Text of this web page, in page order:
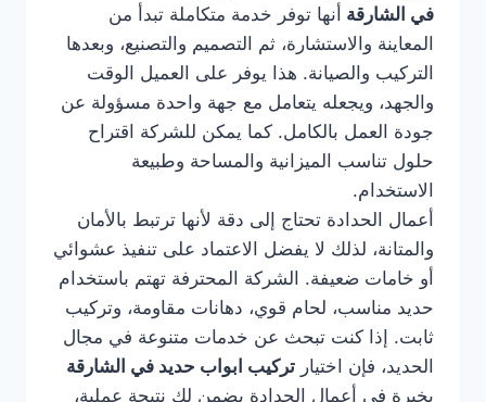
في الشارقة أنها توفر خدمة متكاملة تبدأ من
المعاينة والاستشارة، ثم التصميم والتصنيع، وبعدها
التركيب والصيانة. هذا يوفر على العميل الوقت
والجهد، ويجعله يتعامل مع جهة واحدة مسؤولة عن
جودة العمل بالكامل. كما يمكن للشركة اقتراح
حلول تناسب الميزانية والمساحة وطبيعة
الاستخدام.
أعمال الحدادة تحتاج إلى دقة لأنها ترتبط بالأمان
والمتانة، لذلك لا يفضل الاعتماد على تنفيذ عشوائي
أو خامات ضعيفة. الشركة المحترفة تهتم باستخدام
حديد مناسب، لحام قوي، دهانات مقاومة، وتركيب
ثابت. إذا كنت تبحث عن خدمات متنوعة في مجال
الحديد، فإن اختيار تركيب ابواب حديد في الشارقة
بخبرة في أعمال الحدادة يضمن لك نتيجة عملية،